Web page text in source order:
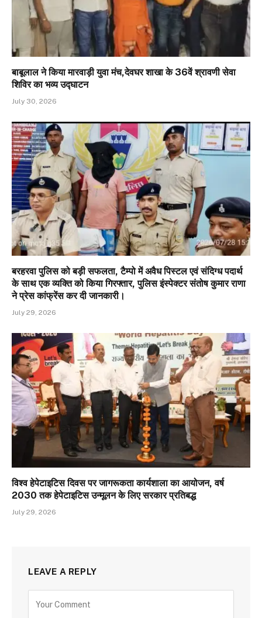
बाबूलाल ने किया मारवाड़ी युवा मंच,देवघर शाखा के 36वें श्रावणी सेवा
शिविर का भव्य उद्घाटन
July 30, 2026
बरहरवा पुलिस को बड़ी सफलता, टैम्पो में अवैध पिस्टल एवं संदिग्ध पदार्थ
के साथ एक व्यक्ति को किया गिरफ्तार, पुलिस इंस्पेक्टर संतोष कुमार राणा
ने प्रेस कांफ्रेंस कर दी जानकारी।
July 29, 2026
विश्व हेपेटाइटिस दिवस पर जागरूकता कार्यशाला का आयोजन, वर्ष
2030 तक हेपेटाइटिस उन्मूलन के लिए सरकार प्रतिबद्ध
July 29, 2026
LEAVE A REPLY